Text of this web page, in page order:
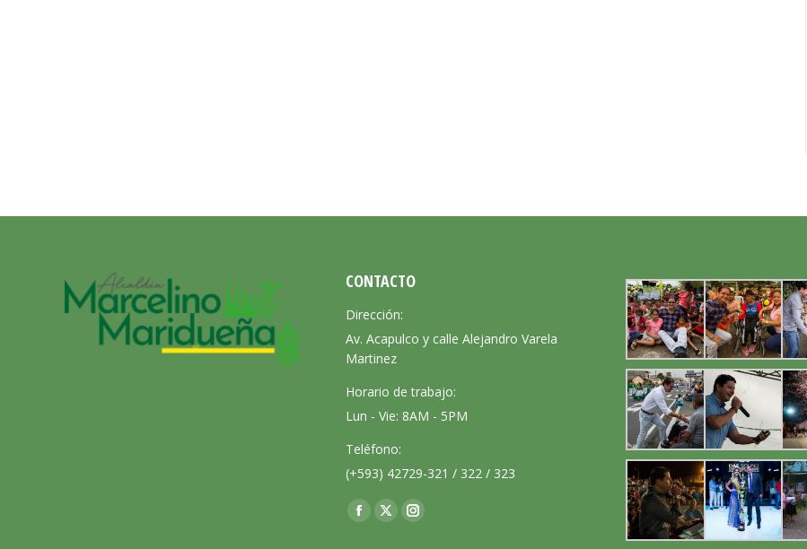
CONTACTO
Dirección:
Av. Acapulco y calle Alejandro Varela
Martinez
Horario de trabajo:
Lun - Vie: 8AM - 5PM
Teléfono:
(+593) 42729-321 / 322 / 323
Encuéntranos en:
Facebook
X
Instagram